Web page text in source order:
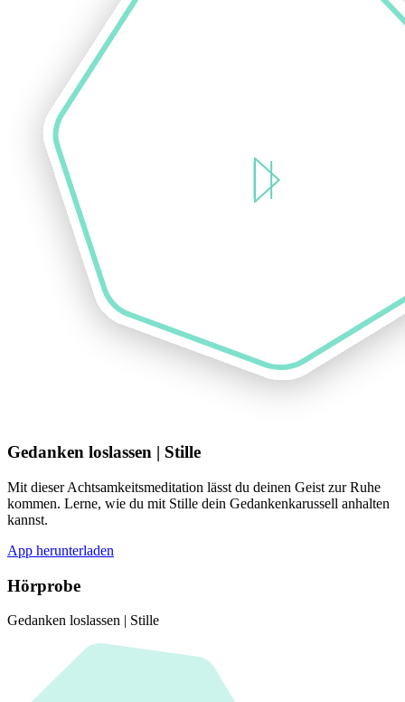
Gedanken loslassen | Stille
Mit dieser Achtsamkeitsmeditation lässt du deinen Geist zur Ruhe
kommen. Lerne, wie du mit Stille dein Gedankenkarussell anhalten
kannst.
App herunterladen
Hörprobe
Gedanken loslassen | Stille